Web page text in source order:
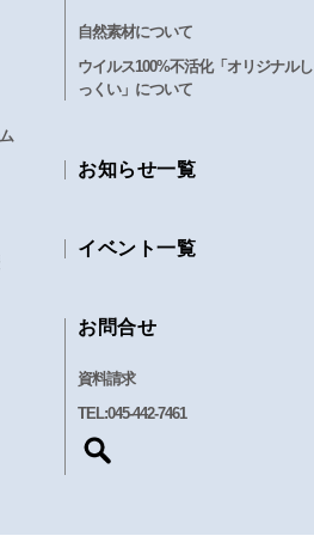
自然素材について
ウイルス100%不活化「オリジナルし
っくい」について
お知らせ一覧
イベント一覧
お問合せ
資料請求
TEL:045-442-7461